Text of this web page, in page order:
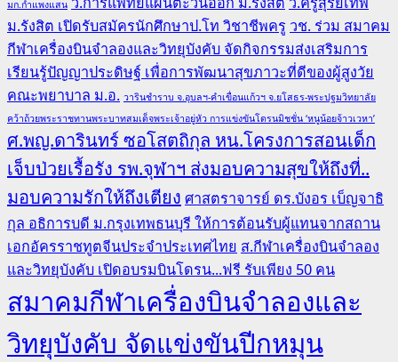
มก.กำแพงแสน
ม.รังสิต เปิดรับสมัครนักศึกษาป.โท วิชาชีพครู วช. ร่วม สมาคม
กีฬาเครื่องบินจำลองและวิทยุบังคับ จัดกิจกรรมส่งเสริมการ
เรียนรู้ปัญญาประดิษฐ์ เพื่อการพัฒนาสุขภาวะที่ดีของผู้สูงวัย
คณะพยาบาล ม.อ. วารินชำราบ จ.อุบลฯ-คำเขื่อนแก้วฯ จ.ยโสธร-พระปฐมวิทยาลัย
คว้าถ้วยพระราชทานพระบาทสมเด็จพระเจ้าอยู่หัว การแข่งขันโดรนมิชชั่น ‘หนูน้อยจ้าวเวหา’
ศ.พญ.ดารินทร์ ซอโสตถิกุล หน.โครงการสอนเด็ก
เจ็บป่วยเรื้อรัง รพ.จุฬาฯ ส่งมอบความสุขให้ถึงที่..
มอบความรักให้ถึงเตียง ศาสตราจารย์ ดร.บังอร เบ็ญจาธิ
กุล อธิการบดี ม.กรุงเทพธนบุรี ให้การต้อนรับผู้แทนจากสถาน
เอกอัครราชทูตจีนประจำประเทศไทย ส.กีฬาเครื่องบินจำลอง
และวิทยุบังคับ เปิดอบรมบินโดรน...ฟรี รับเพียง 50 คน
สมาคมกีฬาเครื่องบินจำลองและ
วิทยุบังคับ จัดแข่งขันปีกหมุน